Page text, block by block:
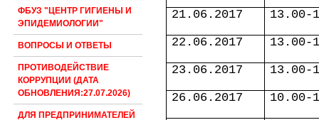
ФБУЗ "ЦЕНТР ГИГИЕНЫ И
ЭПИДЕМИОЛОГИИ"
ВОПРОСЫ И ОТВЕТЫ
ПРОТИВОДЕЙСТВИЕ
КОРРУПЦИИ (ДАТА
ОБНОВЛЕНИЯ:27.07.2026)
ДЛЯ ПРЕДПРИНИМАТЕЛЕЙ
21.06.2017 13.00-
22.06.2017 13.00-
23.06.2017 13.00-
26.06.2017 10.00-